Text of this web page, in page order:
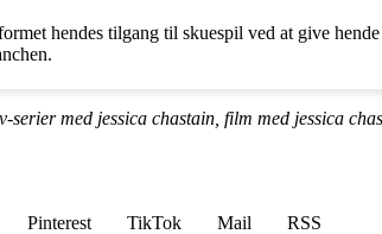
hendes tilgang til skuespil ved at give
med jessica chastain, film med jessica
Pinterest TikTok Mail
RSS